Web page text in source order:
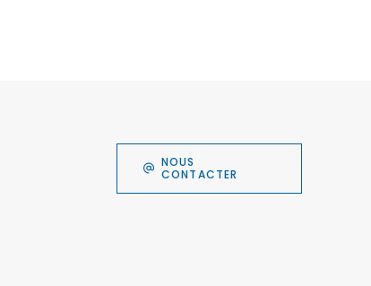
NOUS
CONTACTER